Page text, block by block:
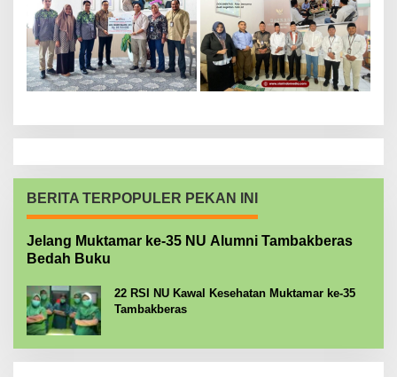
BERITA TERPOPULER PEKAN INI
Jelang Muktamar ke-35 NU Alumni Tambakberas
Bedah Buku
22 RSI NU Kawal Kesehatan Muktamar ke-35
Tambakberas